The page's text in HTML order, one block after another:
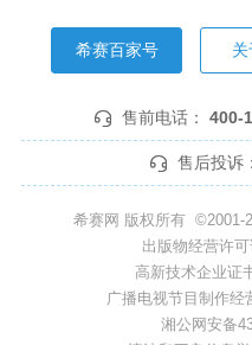
希赛百家号
售前电话： 400-
售后投诉
希赛网 版权所有
出版物经营许
高新技术企业证
广播电视节目制作经
湘公网安备